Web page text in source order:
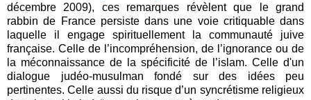
décembre 2009), ces remarques révèlent que le grand
rabbin de France persiste dans une voie critiquable dans
laquelle il engage spirituellement la communauté juive
française. Celle de l’incompréhension, de l’ignorance ou de
la méconnaissance de la spécificité de l’islam. Celle d'un
dialogue judéo-musulman fondé sur des idées peu
pertinentes. Celle aussi du risque d’un syncrétisme religieux